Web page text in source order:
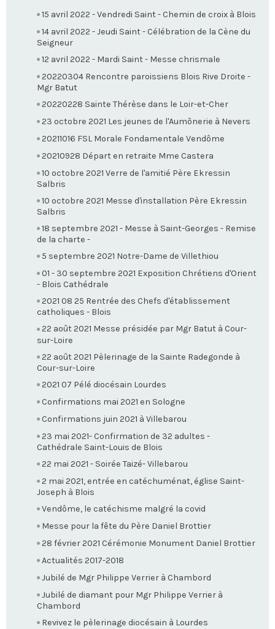
15 avril 2022 - Vendredi Saint - Chemin de croix à Blois
14 avril 2022 - Jeudi Saint - Célébration de la Cène du
Seigneur
12 avril 2022 - Mardi Saint - Messe chrismale
20220304 Rencontre paroissiens Blois Rive Droite -
Mgr Batut
20220228 Sainte Thérèse dans le Loir-et-Cher
23 octobre 2021 Les jeunes de l'Aumônerie à Nevers
20211016 FSL Morale Fondamentale Vendôme
20210928 Départ en retraite Mme Castera
10 octobre 2021 Verre de l'amitié Père Ekressin
Salbris
10 octobre 2021 Messe d'installation Père Ekressin
Salbris
18 septembre 2021 - Messe à Saint-Georges - Remise
de la charte -
5 septembre 2021 Notre-Dame de Villethiou
01 - 30 septembre 2021 Exposition Chrétiens d'Orient
- Blois Cathédrale
2021 08 25 Rentrée des Chefs d'établissement
catholiques - Blois
22 août 2021 Messe présidée par Mgr Batut à Cour-
sur-Loire
22 août 2021 Pèlerinage de la Sainte Radegonde à
Cour-sur-Loire
2021 07 Pélé diocésain Lourdes
Confirmations mai 2021 en Sologne
Confirmations juin 2021 à Villebarou
23 mai 2021- Confirmation de 32 adultes -
Cathédrale Saint-Louis de Blois
22 mai 2021 - Soirée Taizé- Villebarou
2 mai 2021, entrée en catéchuménat, église Saint-
Joseph à Blois
Vendôme, le catéchisme malgré la covid
Messe pour la fête du Père Daniel Brottier
28 février 2021 Cérémonie Monument Daniel Brottier
Actualités 2017-2018
Jubilé de Mgr Philippe Verrier à Chambord
Jubilé de diamant pour Mgr Philippe Verrier à
Chambord
Revivez le pèlerinage diocésain à Lourdes